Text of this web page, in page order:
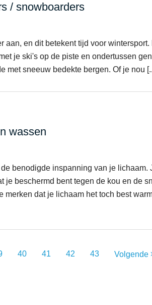
/ snowboarders
aan, en dit betekent tijd voor wintersport.
je ski's op de piste en ondertussen
met sneeuw bedekte bergen. Of je nou
wassen
benodigde inspanning van je lichaam.
je beschermd bent tegen de kou en de
merken dat je lichaam het toch best
40 41 42 43 Volgende